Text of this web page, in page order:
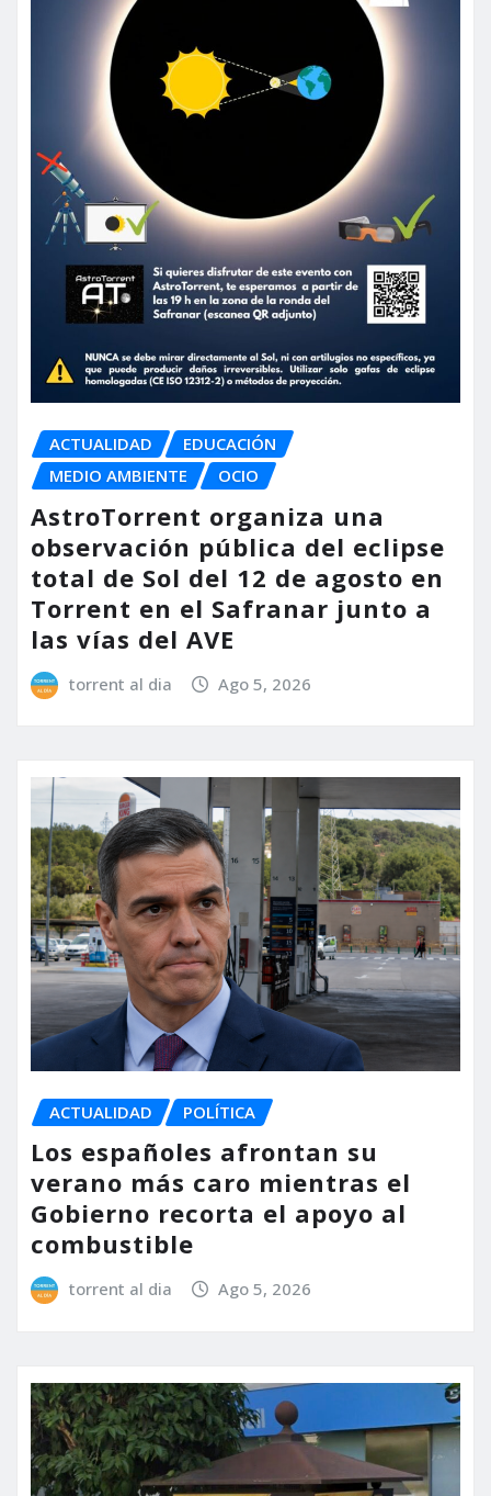
ACTUALIDAD
EDUCACIÓN
MEDIO AMBIENTE
OCIO
AstroTorrent organiza una
observación pública del eclipse
total de Sol del 12 de agosto en
Torrent en el Safranar junto a
las vías del AVE
torrent al dia Ago 5, 2026
ACTUALIDAD POLÍTICA
Los españoles afrontan su
verano más caro mientras el
Gobierno recorta el apoyo al
combustible
torrent al dia Ago 5, 2026